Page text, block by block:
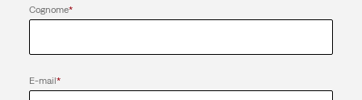
Cognome*
E-mail*